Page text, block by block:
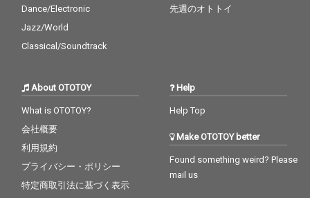
Dance/Electronic
Jazz/World
Classical/Soundtrack
先週のオトトイ
About OTOTOY
What is OTOTOY?
会社概要
利用規約
プライバシー・ポリシー
特定商取引法に基づく表示
Help
Help Top
Make OTOTOY better
Found something weird? Please
mail us